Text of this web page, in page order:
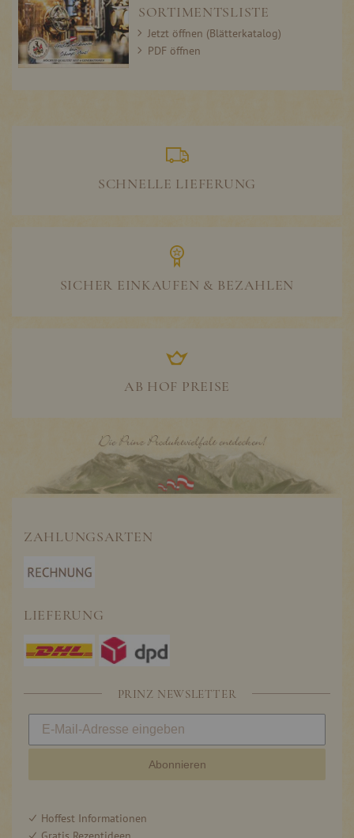
SORTIMENTSLISTE
Jetzt öffnen (Blätterkatalog)
PDF öffnen
SCHNELLE LIEFERUNG
SICHER EINKAUFEN & BEZAHLEN
AB HOF PREISE
ZAHLUNGSARTEN
LIEFERUNG
PRINZ NEWSLETTER
Abonnieren
Hoffest Informationen